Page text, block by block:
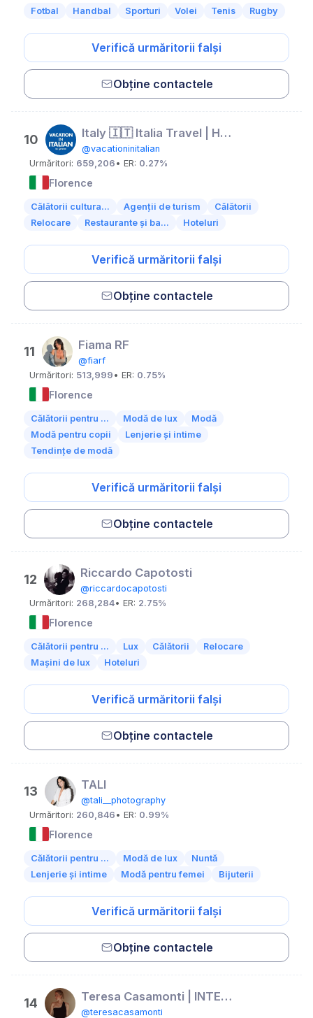
Fotbal Handbal Sporturi Volei Tenis Rugby
Verifică urmăritorii falși
Obține contactele
10 Italy 🇮🇹 Italia Travel | Hotels | Food | Tips
@vacationinitalian
Urmăritori: 659,206 • ER: 0.27%
Florence
Călătorii cultura... Agenții de turism
Călătorii
Relocare
Restaurante și ba... Hoteluri
Verifică urmăritorii falși
Obține contactele
11 Fiama RF
@fiarf
Urmăritori: 513,999 • ER: 0.75%
Florence
Călătorii pentru ... Modă de lux
Modă
Modă pentru copii
Lenjerie și intime
Tendințe de modă
Verifică urmăritorii falși
Obține contactele
12 Riccardo Capotosti
@riccardocapotosti
Urmăritori: 268,284• ER: 2.75%
Florence
Călătorii pentru ... Lux Călătorii
Relocare
Mașini de lux
Hoteluri
Verifică urmăritorii falși
Obține contactele
13 TALI
@tali__photography
Urmăritori: 260,846 • ER: 0.99%
Florence
Călătorii pentru ... Modă de lux
Nuntă
Lenjerie și intime
Modă pentru femei Bijuterii
Verifică urmăritorii falși
Obține contactele
14 Teresa Casamonti | INTERIOR | FAMILY | FASHION
@teresacasamonti